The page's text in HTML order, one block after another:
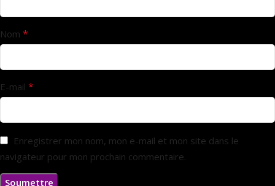
Nom *
E-mail *
Enregistrer mon nom, mon e-mail et mon site dans le
navigateur pour mon prochain commentaire.